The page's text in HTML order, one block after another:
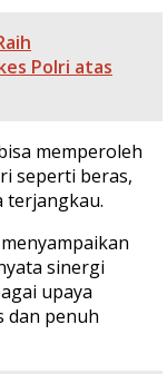
Polri atas
memperoleh
seperti beras,
terjangkau.
sinergi
upaya
dan penuh